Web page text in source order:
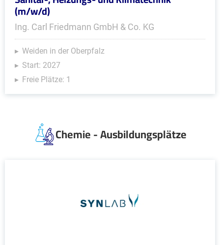
(m/w/d)
Ing. Carl Friedmann GmbH & Co. KG
Weiden in der Oberpfalz
Start: 2027
Freie Plätze: 1
Chemie - Ausbildungsplätze